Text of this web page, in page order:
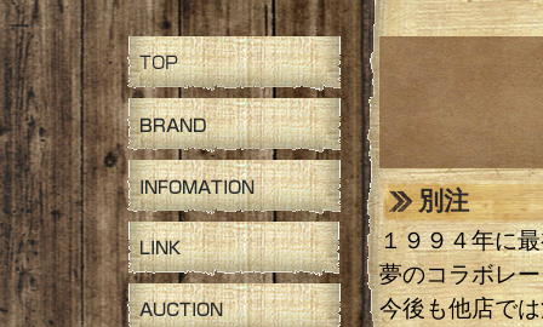
別注
１９９４年に
夢のコラボレ
今後も他店で